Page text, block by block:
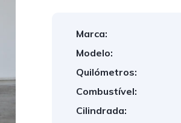
Marca:
Modelo:
Quilómetros:
Combustível:
Cilindrada: